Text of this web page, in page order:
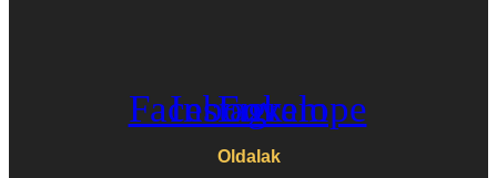
Facebook
Instagram
Envelope
Oldalak